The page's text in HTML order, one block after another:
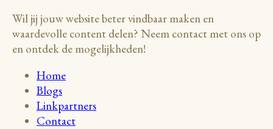
Wil jij jouw website beter vindbaar maken en
waardevolle content delen? Neem contact met ons op
en ontdek de mogelijkheden!
Home
Blogs
Linkpartners
Contact